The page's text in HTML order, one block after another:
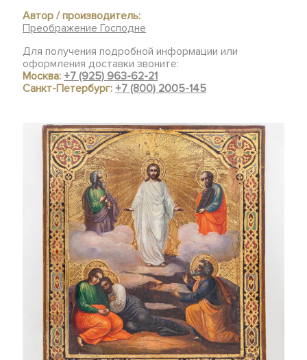
Автор / производитель:
Преображение Господне
Для получения подробной информации или
оформления доставки звоните:
Москва:+7 (925) 963-62-21
Санкт-Петербург:+7 (800) 2005-145